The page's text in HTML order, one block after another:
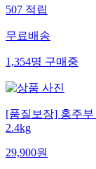
507적립
무료배송
1,354명구매중
[품질보장] 홍주
2.4kg
29,900원